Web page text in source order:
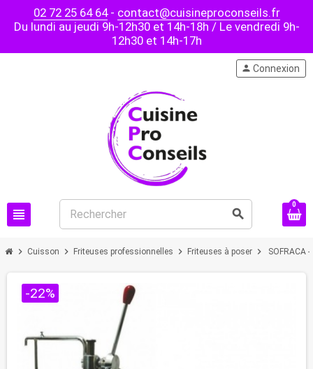
02 72 25 64 64- contact@cuisineproconseils.fr
Du lundi au jeudi 9h-12h30 et 14h-18h / Le vendredi 9h-
12h30 et 14h-17h
view_headline search
person Connexion
0
chevron_right Cuisson chevron_right Friteuses professionnelles chevron_right Friteuses à poser chevron_right SOFRACA
-22%